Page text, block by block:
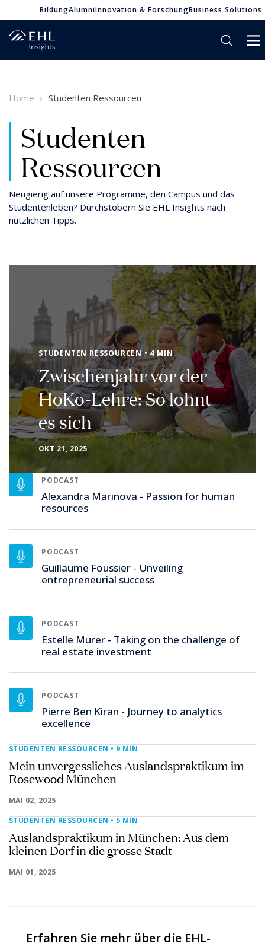
BildungAlumniInnovation & ForschungBusiness Solutions
Home Studenten Ressourcen
Studenten
Ressourcen
Neugierig auf unsere Programme, den Campus und das
Studentenleben? Durchstöbern Sie EHL Insights nach
nützlichen Tipps.
PODCAST
Alexandra Marinova - Passion for human
resources
PODCAST
Guillaume Foussier - Unveiling
entrepreneurial success
PODCAST
Estelle Murer - Taking on the challenge of
real estate investment
PODCAST
Pierre Ben Kiran - Journey to analytics
excellence
STUDENTEN RESSOURCEN • 4 MIN
Zwischenjahr vor der
HoKo-Lehre: So lohnt
es sich
OKT 21, 2025
STUDENTEN RESSOURCEN • 9 MIN
Mein unvergessliches Auslandspraktikum im
Rosewood München
MAI 02, 2025
STUDENTEN RESSOURCEN • 5 MIN
Auslandspraktikum in München: Aus dem
kleinen Dorf in die grosse Stadt
MAI 01, 2025
Erfahren Sie mehr über die EHL-